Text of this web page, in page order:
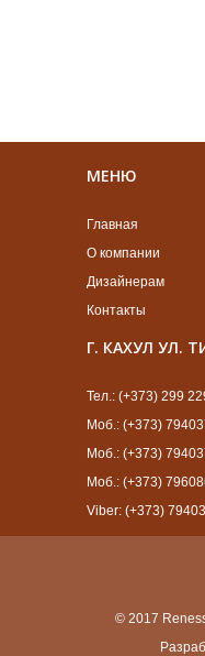
МЕНЮ
Главная
О компании
Дизайнерам
Контакты
Г. КАХУЛ УЛ.
Тел.: (+373) 299
Моб.: (+373)
Моб.: (+373)
Моб.: (+373)
Viber: (+373)
© 2017